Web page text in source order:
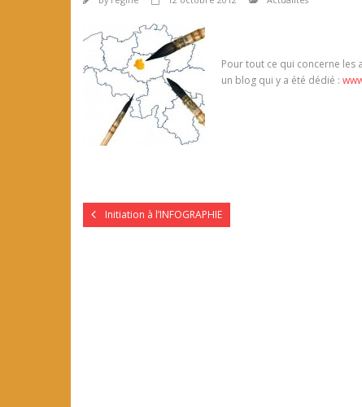
Pour tout ce qui concerne
un blog qui y a été dédié :
Initiation à l’INFOGRAPHIE